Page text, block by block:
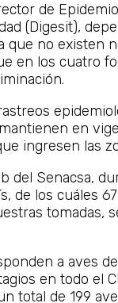
de
(Digesit),
que no existen
en los cuatro
en
ingresen las
del Senacsa,
de los cuáles
tomadas,
a aves
en todo el
total de 199